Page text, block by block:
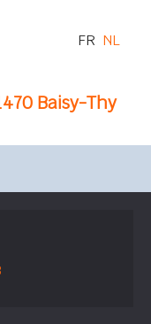
Baisy-Thy
FR NL